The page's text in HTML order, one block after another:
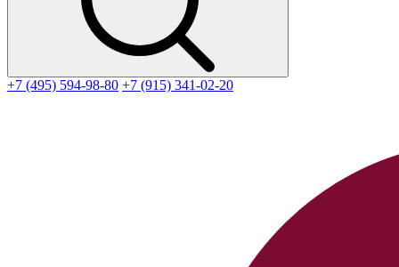
+7 (495) 594-98-80 +7 (915) 341-02-20